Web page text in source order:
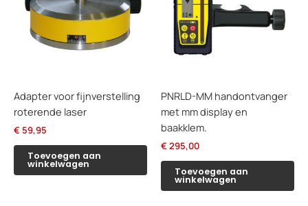
Adapter voor fijnverstelling
roterende laser
€ 59,95
Toevoegen aan
winkelwagen
PNRLD-MM handontvanger
met mm display en
baakklem.
€ 295,00
Toevoegen aan
winkelwagen